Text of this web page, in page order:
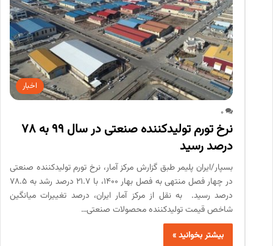
اخبار
0
نرخ تورم تولیدکننده صنعتی در سال ۹۹ به ۷۸
درصد رسید
بسپار/ایران پلیمر طبق گزارش مرکز آمار، نرخ تورم تولیدکننده صنعتی
در چهار فصل منتهی به فصل بهار ۱۴۰۰، با ۲۱.۷ درصد رشد به ۷۸.۵
درصد رسید. به نقل از مرکز آمار ایران، درصد تغییرات میانگین
شاخص قیمت تولیدکننده محصولات صنعتی…
بیشتر بخوانید »